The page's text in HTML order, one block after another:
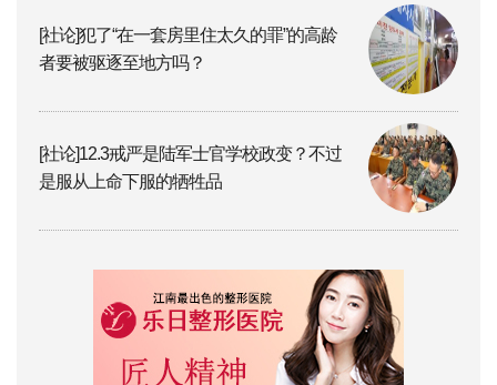
[社论]犯了“在一套房里住太久的罪”的高龄
者要被驱逐至地方吗？
[社论]12.3戒严是陆军士官学校政变？不过
是服从上命下服的牺牲品